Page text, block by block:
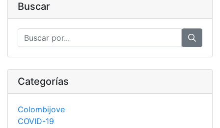
Buscar
Categorías
Colombijove
COVID-19